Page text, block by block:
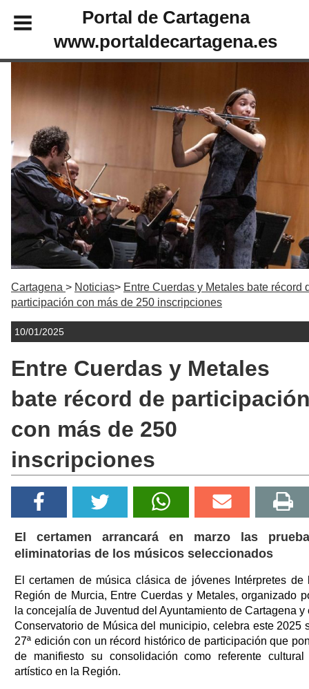
Portal de Cartagena
www.portaldecartagena.es
Cartagena Noticias
Entre Cuerdas y Metales bate récord
participación con más de 250 inscripciones
10/01/2025
Entre Cuerdas y Metales
bate récord de
con más de 250
inscripciones
El certamen arrancará en marzo las
eliminatorias de los músicos seleccionados
El certamen de música clásica de jóvenes Intérpretes de
Región de Murcia, Entre Cuerdas y Metales, organizado
la concejalía de Juventud del Ayuntamiento de Cartagena y
Conservatorio de Música del municipio, celebra este 2025
27ª edición con un récord histórico de participación que
de manifiesto su consolidación como referente
artístico en la Región.